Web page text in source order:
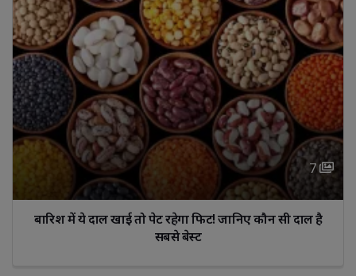
7
बारिश में ये दाल खाई तो पेट रहेगा फिट! जानिए कौन सी दाल है
सबसे बेस्ट